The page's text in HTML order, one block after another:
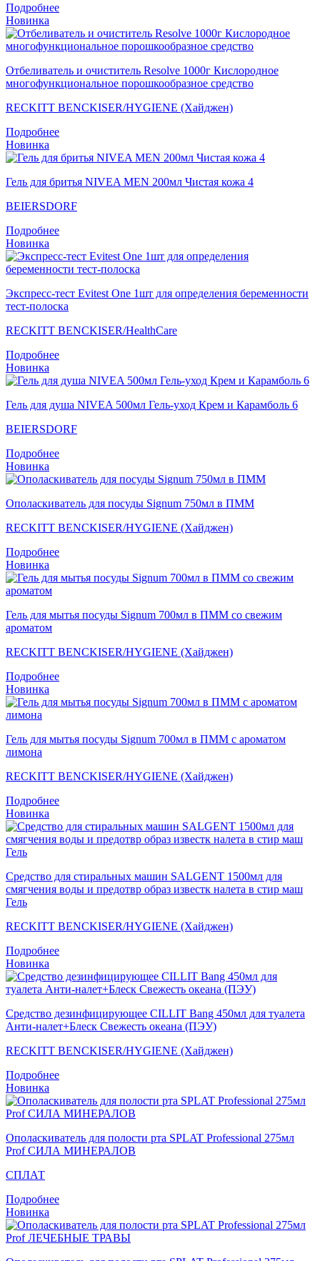
Подробнее
Новинка
Отбеливатель и очиститель Resolve 1000г Кислородное
многофункциональное порошкообразное средство
RECKITT BENCKISER/HYGIENE (Хайджен)
Подробнее
Новинка
Гель для бритья NIVEA MEN 200мл Чистая кожа 4
BEIERSDORF
Подробнее
Новинка
Экспресс-тест Evitest One 1шт для определения беременности
тест-полоска
RECKITT BENCKISER/НealthСare
Подробнее
Новинка
Гель для душа NIVEA 500мл Гель-уход Крем и Карамболь 6
BEIERSDORF
Подробнее
Новинка
Ополаскиватель для посуды Signum 750мл в ПММ
RECKITT BENCKISER/HYGIENE (Хайджен)
Подробнее
Новинка
Гель для мытья посуды Signum 700мл в ПММ со свежим
ароматом
RECKITT BENCKISER/HYGIENE (Хайджен)
Подробнее
Новинка
Гель для мытья посуды Signum 700мл в ПММ с ароматом
лимона
RECKITT BENCKISER/HYGIENE (Хайджен)
Подробнее
Новинка
Средство для стиральных машин SALGENT 1500мл для
смягчения воды и предотвр образ известк налета в стир маш
Гель
RECKITT BENCKISER/HYGIENE (Хайджен)
Подробнее
Новинка
Средство дезинфицирующее CILLIT Bang 450мл для туалета
Анти-налет+Блеск Свежесть океана (ПЭУ)
RECKITT BENCKISER/HYGIENE (Хайджен)
Подробнее
Новинка
Ополаскиватель для полости рта SPLAT Professional 275мл
Prof СИЛА МИНЕРАЛОВ
СПЛАТ
Подробнее
Новинка